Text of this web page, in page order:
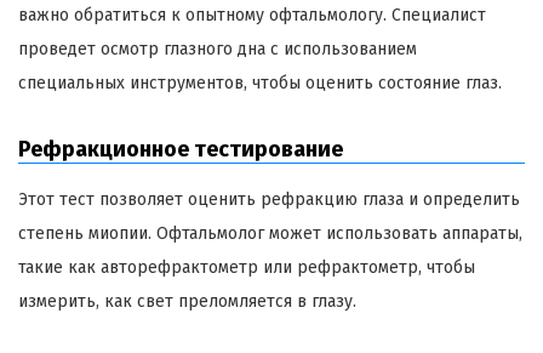
важно обратиться к опытному офтальмологу. Специалист
проведет осмотр глазного дна с использованием
специальных инструментов, чтобы оценить состояние глаз.
Рефракционное тестирование
Этот тест позволяет оценить рефракцию глаза и определить
степень миопии. Офтальмолог может использовать аппараты,
такие как авторефрактометр или рефрактометр, чтобы
измерить, как свет преломляется в глазу.